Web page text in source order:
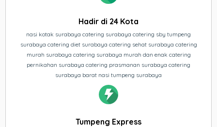
Hadir di 24 Kota
nasi kotak surabaya catering surabaya catering sby tumpeng
surabaya catering diet surabaya catering sehat surabaya catering
murah surabaya catering surabaya murah dan enak catering
pernikahan surabaya catering prasmanan surabaya catering
surabaya barat nasi tumpeng surabaya
Tumpeng Express